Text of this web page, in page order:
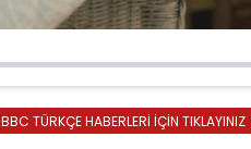
BBC TÜRKÇE HABERLERİ İÇİN TIKLAYINIZ